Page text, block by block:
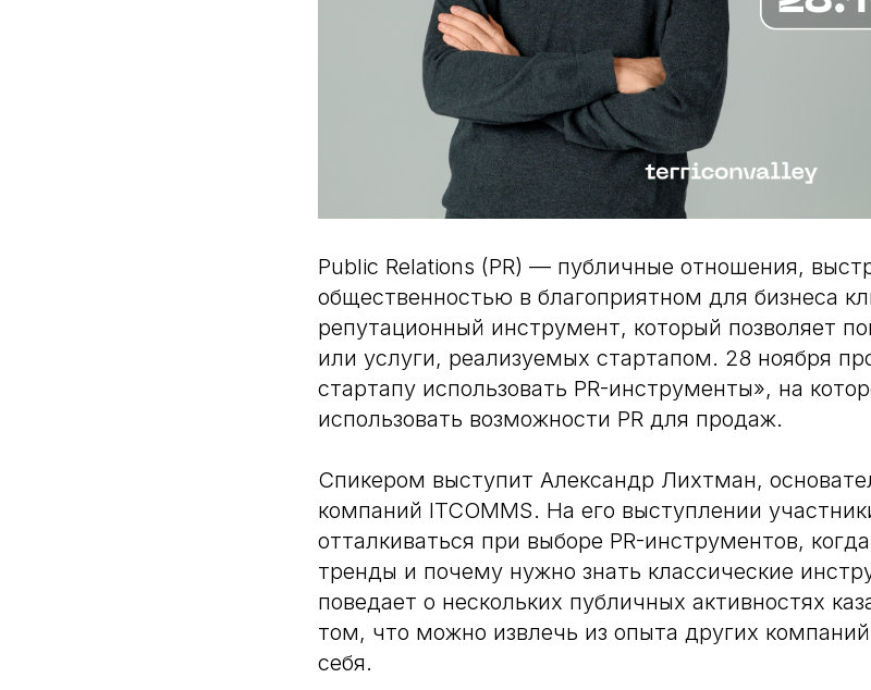
Public Relations (PR) — публичные отношения,
общественностью в благоприятном для бизнеса
репутационный инструмент, который позволяет
или услуги, реализуемых стартапом. 28 ноября
стартапу использовать PR-инструменты», на
использовать возможности PR для продаж.
Спикером выступит Александр Лихтман,
компаний ITCOMMS. На его выступлении
отталкиваться при выборе PR-инструментов,
тренды и почему нужно знать классические
поведает о нескольких публичных активностях
том, что можно извлечь из опыта других
себя.